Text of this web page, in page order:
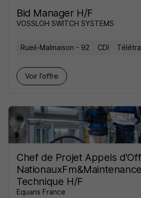
Bid Manager H/F
VOSSLOH SWITCH SYSTEMS
Rueil-Malmaison - 92 CDI
Voir l’offre
Chef de Projet Appels
Technique H/F
Equans France